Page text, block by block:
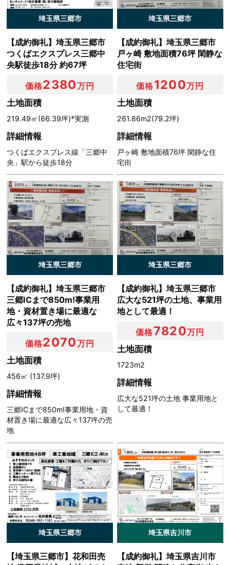
第５条（個人情報の開示）
当社は，本人から個人情報の開示を求められたときは，本
人に対し，遅滞なくこれを開示します。ただし，開示する
ことにより次のいずれかに該当する場合は，その全部また
は一部を開示しないこともあり，開示しない決定をした場
開示に際しては，１件あたり１，０００円の手数料を申し
受けます。
利益を害するおそれがある場合
（2）当社の業務の適正な実施に著しい支障を及ぼすおそ
（3）その他法令に違反することとなる場合
前項の定めにかかわらず，履歴情報および特性情報などの
せん。
第６条（個人情報の訂正および削除）
ユーザーは，当社の保有する自己の個人情報が誤った情報
て個人情報の訂正または削除を請求することができます。
る必要があると判断した場合には，遅滞なく，当該個人情
報の訂正または削除を行い，これをユーザーに通知しま
す。
第７条（個人情報の利用停止等）
当社は，本人から，個人情報が，利用目的の範囲を超えて
取り扱われているという理由，または不正の手段により取
得されたものであるという理由により，その利用の停止ま
たは消去（以下，「利用停止等」といいます。）を求めら
れた場合には，遅滞なく必要な調査を行い，その結果に基
る場合その他利用停止等を行うことが困難な場合であっ
て，本人の権利利益を保護するために必要なこれに代わる
べき措置をとれる場合は，この代替策を講じます。
第８条（プライバシーポリシーの変更）
本ポリシーの内容は，ユーザーに通知することなく，変更
することができるものとします。
当社が別途定める場合を除いて，変更後のプライバシーポ
埼玉県三郷市
【成約御礼】埼玉県三郷市
つくばエクスプレス三郷中
央駅徒歩18分 約67坪
価格2380万円
土地面積
219.49㎡(66.39坪)*実測
詳細情報
つくばエクスプレス線「三郷中
央」駅から徒歩18分
埼玉県三郷市
【成約御礼】埼玉県三郷市
戸ヶ崎 敷地面積76坪 閑静な
住宅街
価格1200万円
土地面積
261.86m2(79.2坪)
詳細情報
戸ヶ崎 敷地面積76坪 閑静な住
宅街
埼玉県三郷市
【成約御礼】埼玉県三郷市
三郷ICまで850m!事業用
地・資材置き場に最適な
広々137坪の売地
価格2070万円
土地面積
456㎡ (137.9坪)
詳細情報
三郷ICまで850m!事業用地・資
材置き場に最適な広々137坪の売
地
埼玉県三郷市
【成約御礼】埼玉県三郷市
広大な521坪の土地、事業用
地として最適！
価格7820万円
土地面積
1723m2
詳細情報
広大な521坪の土地 事業用地と
して最適！
埼玉県三郷市
【埼玉県三郷市】花和田売
埼玉県吉川市
【成約御礼】埼玉県吉川市